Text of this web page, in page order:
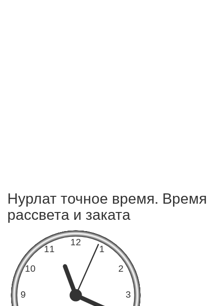
Нурлат точное время. Время
рассвета и заката